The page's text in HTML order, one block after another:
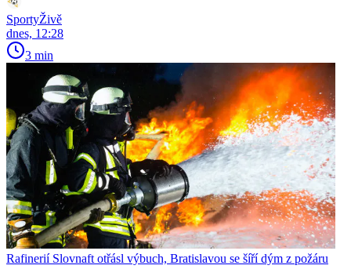
SportyŽivě
dnes, 12:28
3 min
Rafinerií Slovnaft otřásl výbuch, Bratislavou se šíří dým z požáru